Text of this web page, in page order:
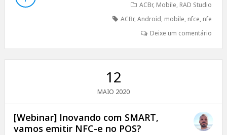
ACBr, Mobile, RAD Studio
ACBr,Android, mobile, nfce, nfe
Deixe um comentário
12
MAIO 2020
[Webinar] Inovando com SMART,
vamos emitir NFC-e no POS?